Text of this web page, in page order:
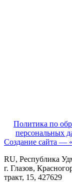
Политика по
персональных
Создание сайта —
RU, Республика
г. Глазов,
тракт, 15, 427629